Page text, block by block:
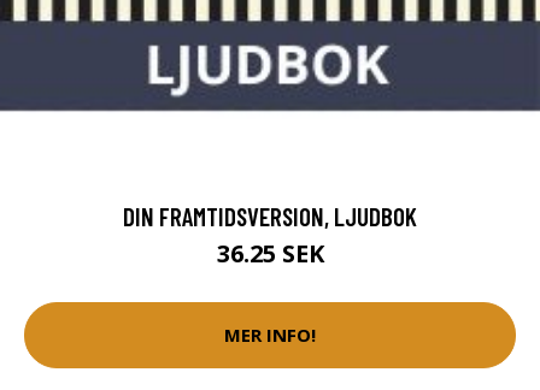
DIN FRAMTIDSVERSION, LJUDBOK
36.25 SEK
MER INFO!